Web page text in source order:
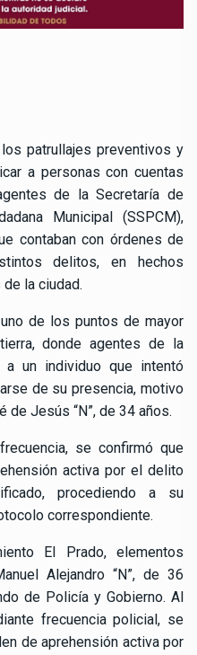
patrullajes preventivos y
a personas con cuentas
de la Secretaría de
Municipal (SSPCM),
contaban con órdenes de
delitos, en hechos
la ciudad.
de los puntos de mayor
donde agentes de la
a un individuo que intentó
de su presencia, motivo
Jesús “N”, de 34 años.
se confirmó que
activa por el delito
procediendo a su
correspondiente.
El Prado, elementos
Alejandro “N”, de 36
de Policía y Gobierno. Al
frecuencia policial, se
de aprehensión activa por